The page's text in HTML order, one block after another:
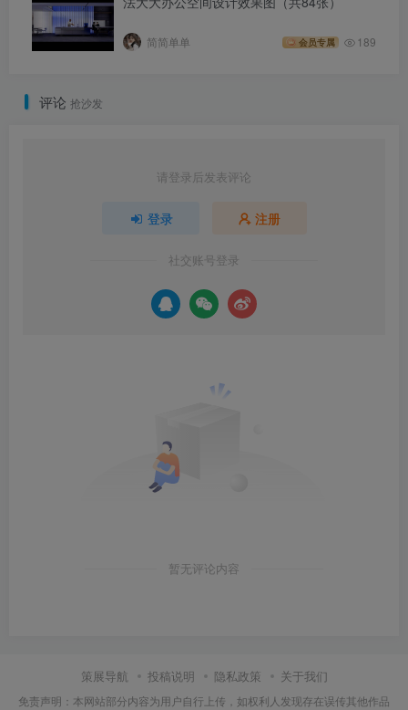
简简单单 会员专属 189
评论 抢沙发
请登录后发表评论
登录 注册
社交账号登录
暂无评论内容
策展导航 投稿说明 隐私政策 关于我们
免责声明：本网站部分内容为用户自行上传，如权利人发现存在误传其他作品